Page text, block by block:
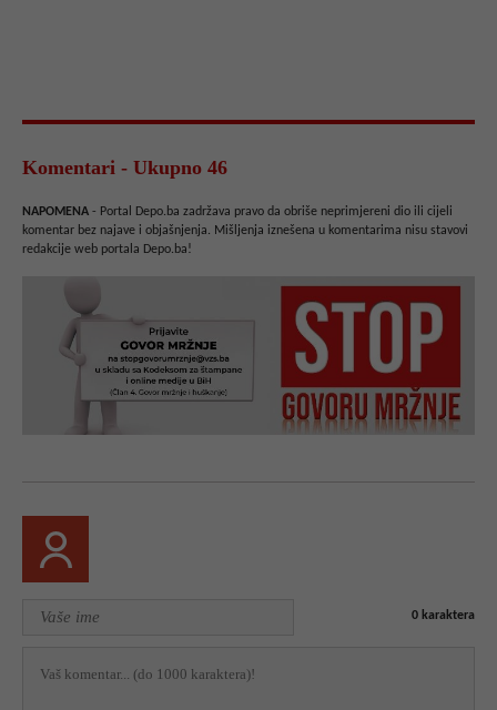
Komentari - Ukupno 46
NAPOMENA - Portal Depo.ba zadržava pravo da obriše neprimjereni dio ili cijeli
komentar bez najave i objašnjenja. Mišljenja iznešena u komentarima nisu stavovi
redakcije web portala Depo.ba!
0 karaktera